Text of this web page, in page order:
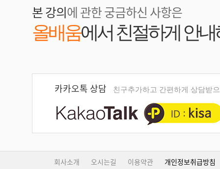
본 강의에 관한 궁금하신 사항은
올배움에서 친절하게 안
카카오톡 상담 친구추가하고 간편하게 상담받
회사소개 오시는길 이용약관 개인정보취급방침